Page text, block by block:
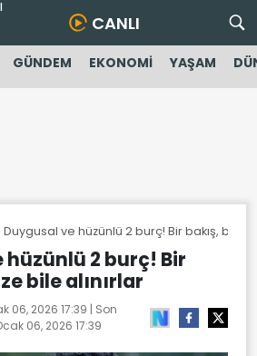
CANLI
GÜNDEM EKONOMİ YAŞAM
Duygusal ve hüzünlü 2 burç! Bir bakış, bir
hüzünlü 2 burç! Bir
bile alınırlar
06, 2026 17:39 | Son
06, 2026 17:39